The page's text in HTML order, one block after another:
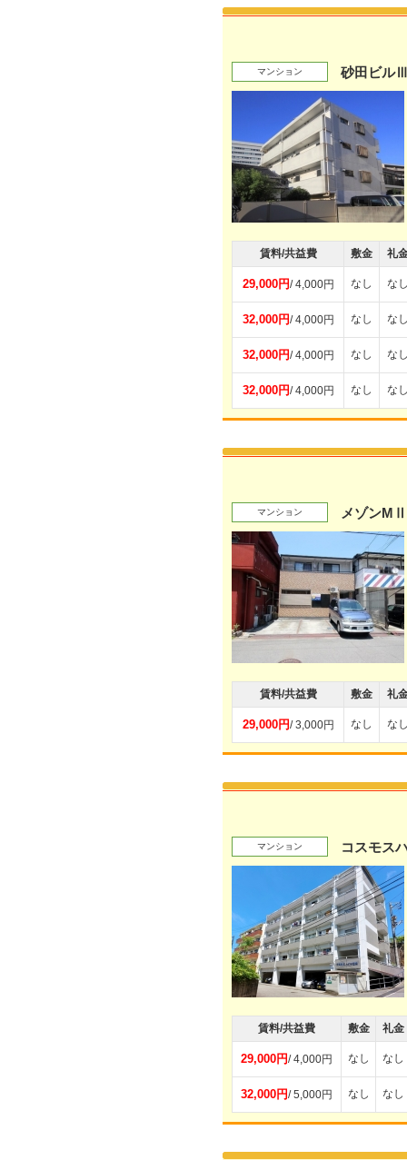
マンション 砂田ビル
賃料/共益費 敷金 礼
29,000円/ 4,000円 なし な
32,000円/ 4,000円 なし な
32,000円/ 4,000円 なし な
32,000円/ 4,000円 なし な
マンション メゾンMⅡ
賃料/共益費 敷金 礼
29,000円/ 3,000円 なし な
マンション コスモス
賃料/共益費 敷金 礼金
29,000円/ 4,000円 なし なし
32,000円/ 5,000円 なし なし